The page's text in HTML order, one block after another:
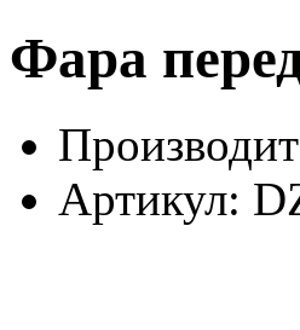
Фара
Артикул: